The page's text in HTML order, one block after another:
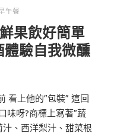
午餐
果飲好簡單
體驗自我微醺
看上他的”包裝” 這回
味呀?商標上寫著”蔬
、西洋梨汁、甜菜根